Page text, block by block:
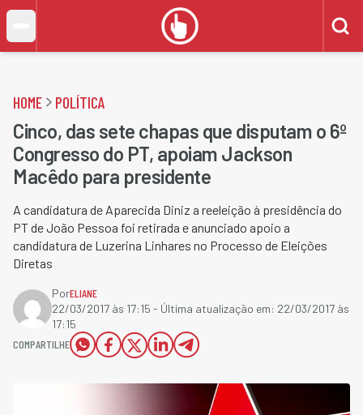
HOME POLÍTICA
Cinco, das sete chapas que disputam o 6º
Congresso do PT, apoiam Jackson
Macêdo para presidente
A candidatura de Aparecida Diniz a reeleição à presidência do
PT de João Pessoa foi retirada e anunciado apoio a
candidatura de Luzerina Linhares no Processo de Eleições
Diretas
PorELIANE
22/03/2017 às 17:15 - Última atualização em: 22/03/2017 às
17:15
COMPARTILHE